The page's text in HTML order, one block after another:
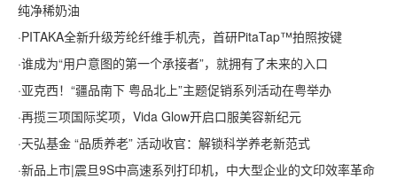
纯净稀奶油
·PITAKA全新升级芳纶纤维手机壳，首研PitaTap™拍照按键
·谁成为“用户意图的第一个承接者”，就拥有了未来的入口
·亚克西！“疆品南下 粤品北上”主题促销系列活动在粤举办
·再揽三项国际奖项，Vida Glow开启口服美容新纪元
·天弘基金 “品质养老” 活动收官：解锁科学养老新范式
·新品上市|震旦9S中高速系列打印机，中大型企业的文印效率革命